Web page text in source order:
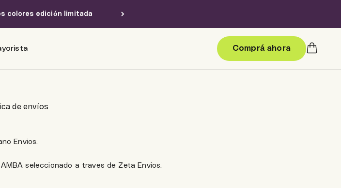
colores edición limitada
Comprá ahora Carrito
de envíos
Envios.
seleccionado a traves de Zeta Envios.